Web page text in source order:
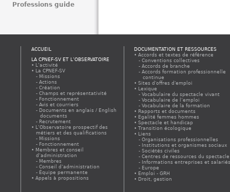
Professions guide
ACCUEIL
LA CPNEF-SV ET L’OBSERVATOIRE
L’activité
La CPNEF-SV
Missions
Actions
Création
Champs et représentativité
Fonctionnement
Avis et courriers
Documents en anglais / English
documents
Recrutement
L’Observatoire prospectif des
métiers et des qualifications
Missions
Fonctionnement
Membres et conseil
d’administration
Membres
Conseil d’administration
Équipe permanente
Appels à propositions
DOCUMENTATION ET RESSOURCES
Accords et textes de référence
Conventions collectives
Accords de branche
Accords formation professionnelle
continue
Sites d'offres d'emploi
Lexique
Vocabulaire du spectacle vivant
Vocabulaire de l’emploi
Vocabulaire de la formation
Rapports et documents
Egalité femmes hommes
Spectacle et handicap
Transition écologique
Liens
Organisations professionnelles
Institutions et organismes sociaux
Sociétés civiles
Centres de ressources du spectacle
Informations entreprises et
Europe
Emploi - GRH
Droit, gestion